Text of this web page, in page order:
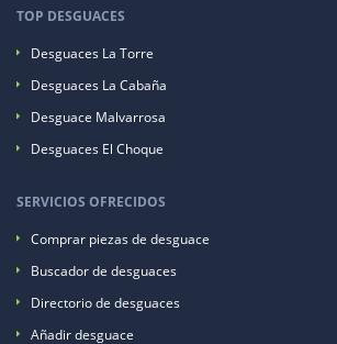
TOP DESGUACES
Desguaces La Torre
Desguaces La Cabaña
Desguace Malvarrosa
Desguaces El Choque
SERVICIOS OFRECIDOS
Comprar piezas de desguace
Buscador de desguaces
Directorio de desguaces
Añadir desguace